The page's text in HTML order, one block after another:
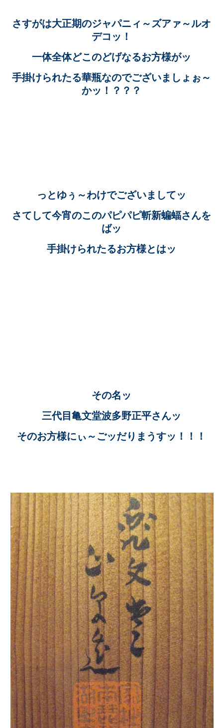
さすがは大正期のジャパニィ～ズアァ～ルオ
デコッ！
一体全体どこのどげなるお方様がッ
手掛けられたる華瓶なのでございましょぉ～
かッ！？？？
っとゆぅ～わけでございましてッ
さてして今宵のこのパピパピ斬新蝙蝠さんを
ばッ
手掛けられたるお方様とはッ
その名ッ
三代目亀文堂波多野正平さんッ
そのお方様にぃ～ごッだりまうすッ！！！